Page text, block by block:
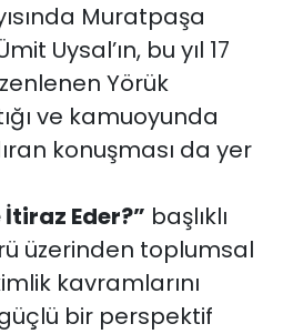
Muratpaşa
Uysal’ın, bu yıl 17
Yörük
ve kamuoyunda
konuşması da yer
Eder?” başlıklı
üzerinden toplumsal
kavramlarını
bir perspektif